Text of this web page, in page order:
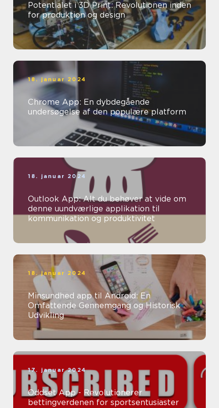
Potentialet i 3D Print: Revolutionen inden
for produktion og design
18. januar 2024
Chrome App: En dybdegående
undersøgelse af den populære platform
18. januar 2024
Outlook App: Alt du behøver at vide om
denne uundværlige applikation til
kommunikation og produktivitet
18. januar 2024
Minsundhed app til Android: En
Omfattende Gennemgang og Historisk
Udvikling
17. januar 2024
Oddset App - Revolutionerer
bettingverdenen for sportsentusiaster